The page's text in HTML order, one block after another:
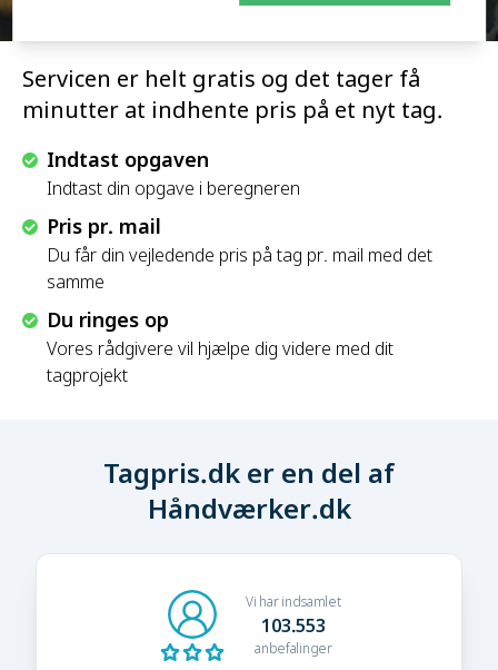
Servicen er helt gratis og det tager få
minutter at indhente pris på et nyt tag.
Indtast opgaven
Indtast din opgave i beregneren
Pris pr. mail
Du får din vejledende pris på tag pr. mail med det
samme
Du ringes op
Vores rådgivere vil hjælpe dig videre med dit
tagprojekt
Tagpris.dk er en del af
Håndværker.dk
Vi har indsamlet
103.553
anbefalinger